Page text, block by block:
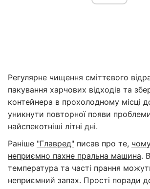
Регулярне чищення сміттєвого
пакування харчових відходів та
контейнера в прохолодному місці
уникнути повторної появи
найспекотніші літні дні.
Раніше "Главред" писав про те,
неприємно пахне пральна машина.
температура та часті прання
неприємний запах. Прості поради